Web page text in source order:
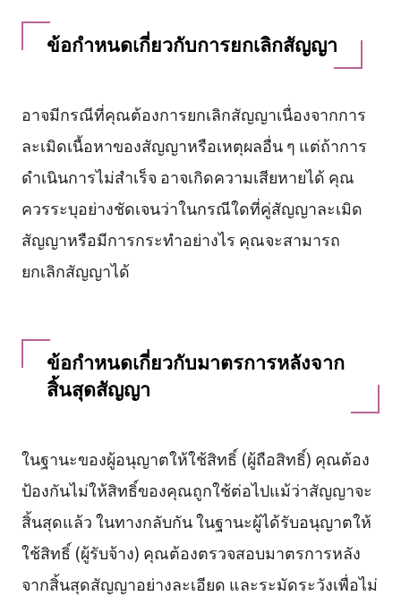
ข้อกำหนดเกี่ยวกับการยกเลิกสัญญา
อาจมีกรณีที่คุณต้องการยกเลิกสัญญาเนื่องจากการ
ละเมิดเนื้อหาของสัญญาหรือเหตุผลอื่น ๆ แต่ถ้าการ
ดำเนินการไม่สำเร็จ อาจเกิดความเสียหายได้ คุณ
ควรระบุอย่างชัดเจนว่าในกรณีใดที่คู่สัญญาละเมิด
สัญญาหรือมีการกระทำอย่างไร คุณจะสามารถ
ยกเลิกสัญญาได้
ข้อกำหนดเกี่ยวกับมาตรการหลังจาก
สิ้นสุดสัญญา
ในฐานะของผู้อนุญาตให้ใช้สิทธิ์ (ผู้ถือสิทธิ์) คุณต้อง
ป้องกันไม่ให้สิทธิ์ของคุณถูกใช้ต่อไปแม้ว่าสัญญาจะ
สิ้นสุดแล้ว ในทางกลับกัน ในฐานะผู้ได้รับอนุญาตให้
ใช้สิทธิ์ (ผู้รับจ้าง) คุณต้องตรวจสอบมาตรการหลัง
จากสิ้นสุดสัญญาอย่างละเอียด และระมัดระวังเพื่อไม่